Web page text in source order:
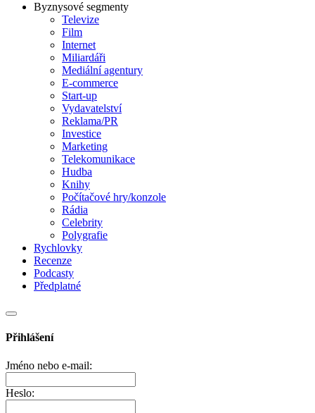
Byznysové segmenty
Televize
Film
Internet
Miliardáři
Mediální agentury
E-commerce
Start-up
Vydavatelství
Reklama/PR
Investice
Marketing
Telekomunikace
Hudba
Knihy
Počítačové hry/konzole
Rádia
Celebrity
Polygrafie
Rychlovky
Recenze
Podcasty
Předplatné
Přihlášení
Jméno nebo e-mail:
Heslo: